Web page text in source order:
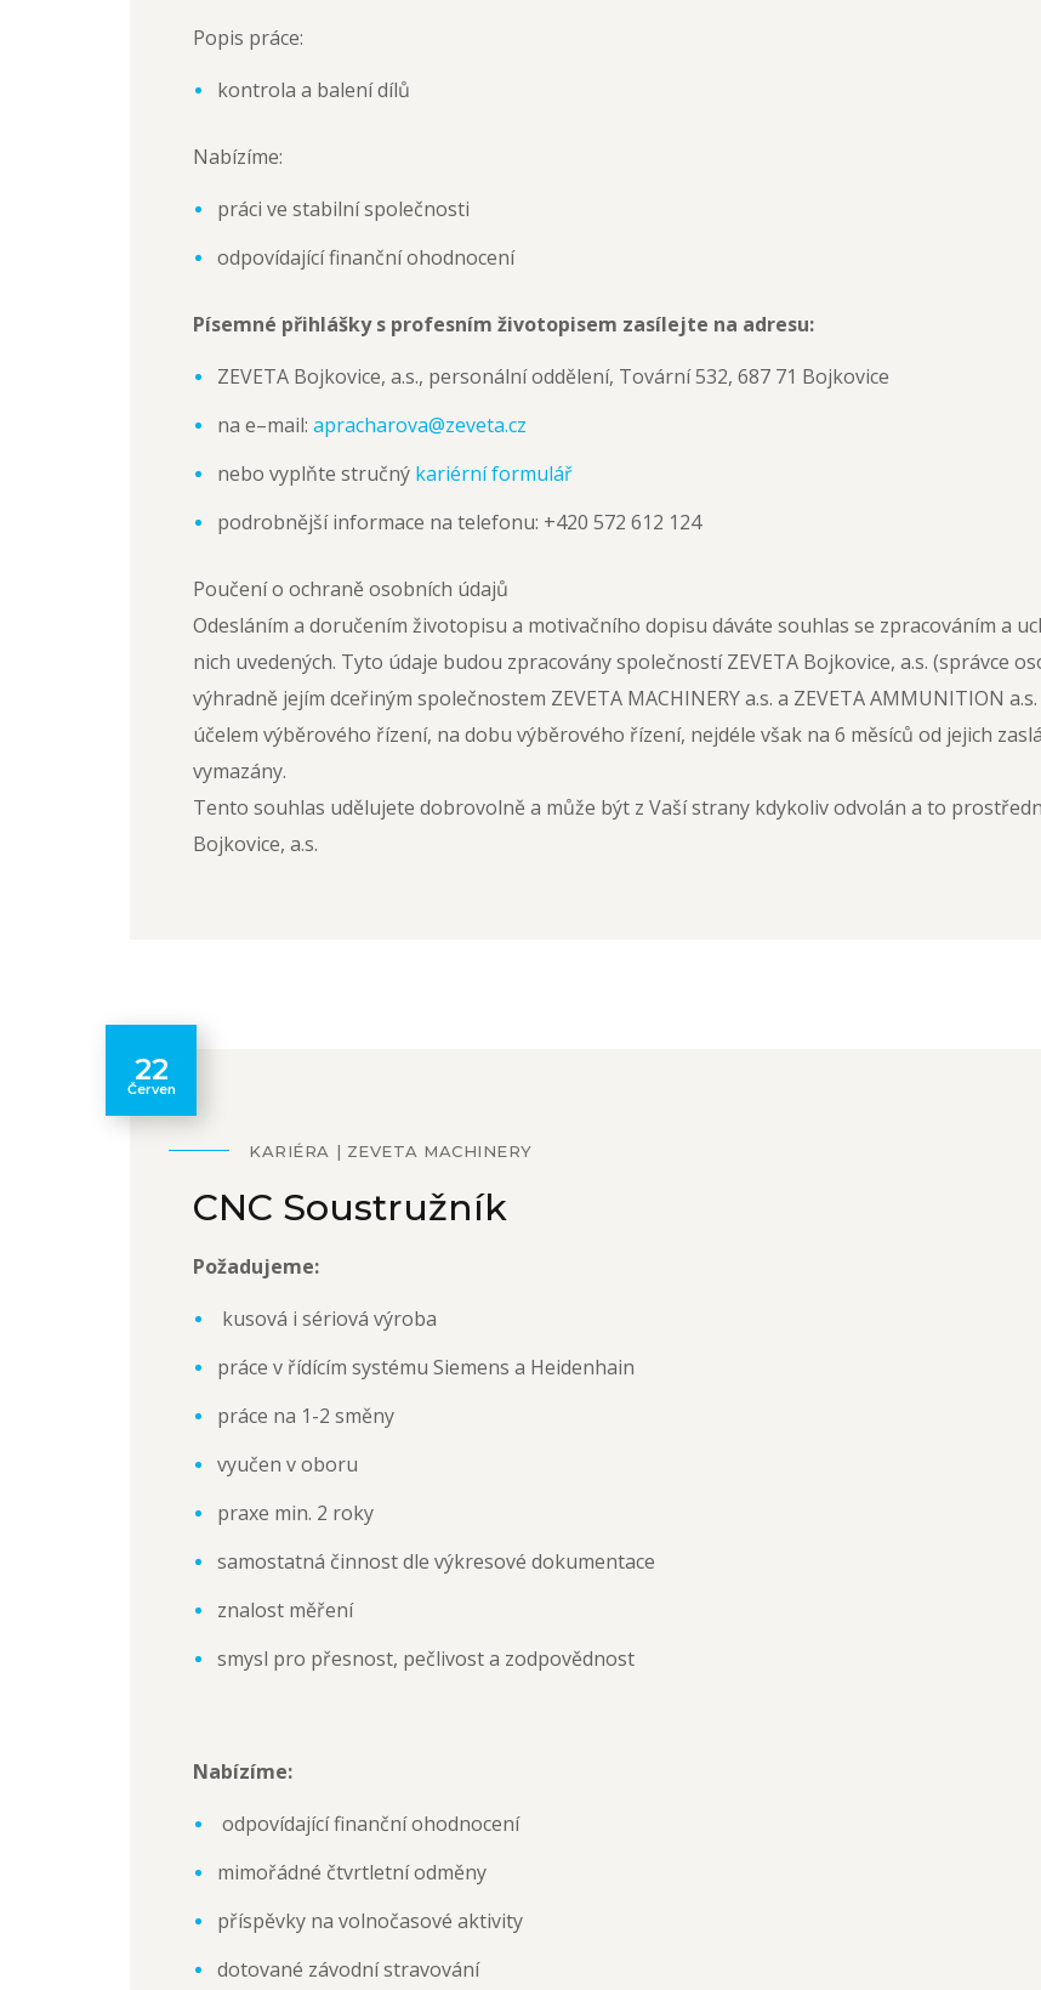
Popis práce:
kontrola a balení dílů
Nabízíme:
práci ve stabilní společnosti
odpovídající finanční ohodnocení
Písemné přihlášky s profesním životopisem zasílejte na adresu:
ZEVETA Bojkovice, a.s., personální oddělení, Tovární 532, 687 71 Bojkovice
na e–mail: apracharova@zeveta.cz
nebo vyplňte stručný kariérní formulář
podrobnější informace na telefonu: +420 572 612 124
Poučení o ochraně osobních údajů
Odesláním a doručením životopisu a motivačního dopisu dáváte souhlas se zpracováním a
nich uvedených. Tyto údaje budou zpracovány společností ZEVETA Bojkovice, a.s. (správce
výhradně jejím dceřiným společnostem ZEVETA MACHINERY a.s. a ZEVETA AMMUNITION
účelem výběrového řízení, na dobu výběrového řízení, nejdéle však na 6 měsíců od jejich
vymazány.
Tento souhlas udělujete dobrovolně a může být z Vaší strany kdykoliv odvolán a to
Bojkovice, a.s.
22
Červen
KARIÉRA ZEVETA MACHINERY
CNC Soustružník
Požadujeme:
kusová i sériová výroba
práce v řídícím systému Siemens a Heidenhain
práce na 1-2 směny
vyučen v oboru
praxe min. 2 roky
samostatná činnost dle výkresové dokumentace
znalost měření
smysl pro přesnost, pečlivost a zodpovědnost
Nabízíme:
odpovídající finanční ohodnocení
mimořádné čtvrtletní odměny
příspěvky na volnočasové aktivity
dotované závodní stravování